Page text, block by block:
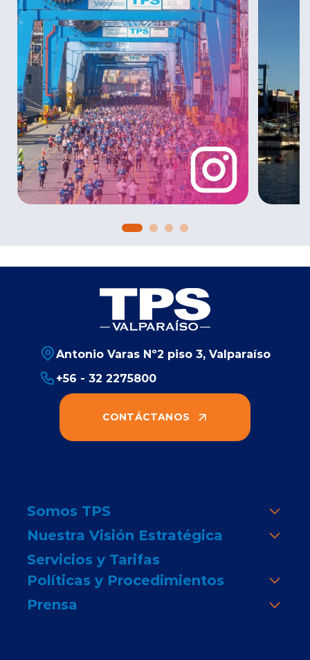
Antonio Varas Nº2 piso 3, Valparaíso
+56 - 32 2275800
CONTÁCTANOS
Somos TPS
Nuestra Visión Estratégica
Servicios y Tarifas
Políticas y Procedimientos
Prensa